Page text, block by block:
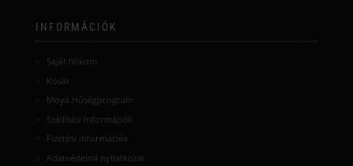
INFORMÁCIÓK
Saját fiókom
Kosár
Moya Hűségprogram
Szállítási információk
Fizetési információk
Adatvédelmi nyilatkozat